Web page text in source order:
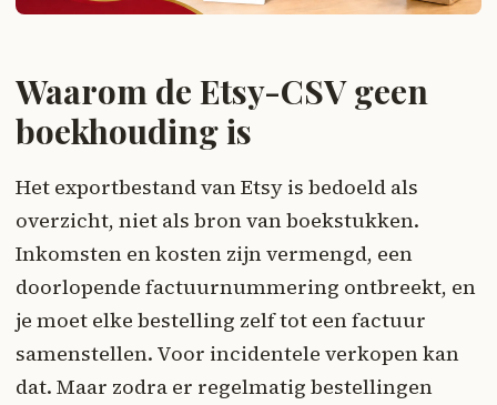
Waarom de Etsy-CSV geen
boekhouding is
Het exportbestand van Etsy is bedoeld als
overzicht, niet als bron van boekstukken.
Inkomsten en kosten zijn vermengd, een
doorlopende factuurnummering ontbreekt, en
je moet elke bestelling zelf tot een factuur
samenstellen. Voor incidentele verkopen kan
dat. Maar zodra er regelmatig bestellingen